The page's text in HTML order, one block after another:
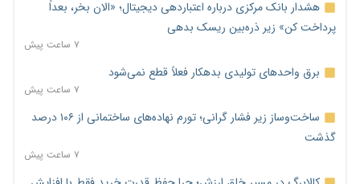
هشدار بانک مرکزی درباره اعتباردهی دیجیتال؛ «الان بخر، بعداً
پرداخت کن» زیر ذره‌بین ریسک بدهی
۷ ساعت پیش
برق واحدهای تولیدی بدهکار فعلاً قطع نمی‌شود
۷ ساعت پیش
ساخت‌وساز زیر فشار گرانی؛ تورم نهاده‌های ساختمانی از ۱۰۶ درصد
گذشت
۷ ساعت پیش